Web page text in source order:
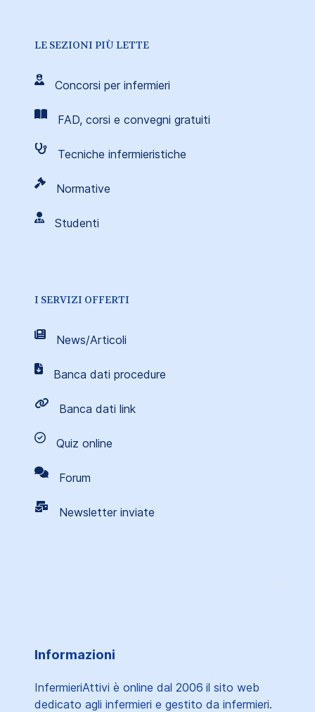
LE SEZIONI PIÙ LETTE
Concorsi per infermieri
FAD, corsi e convegni gratuiti
Tecniche infermieristiche
Normative
Studenti
I SERVIZI OFFERTI
News/Articoli
Banca dati procedure
Banca dati link
Quiz online
Forum
Newsletter inviate
Informazioni
InfermieriAttivi è online dal 2006 il sito web
dedicato agli infermieri e gestito da infermieri.